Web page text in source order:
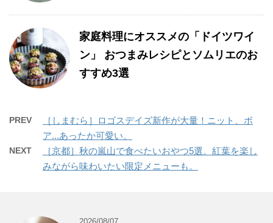
家庭料理にオススメの「ドイツワイ
ン」 おつまみレシピとソムリエのお
すすめ3選
PREV
［しまむら］ロゴスデイズ新作が大量！ニット、ボ
ア...あったか可愛い。
NEXT
［京都］秋の嵐山で食べたいおやつ5選。紅葉を楽し
みながら味わいたい限定メニューも。